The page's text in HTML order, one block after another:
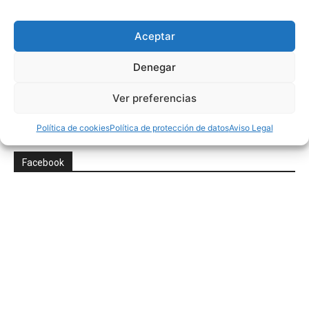
Aceptar
Denegar
Ver preferencias
Política de cookiesPolítica de protección de datosAviso Legal
Facebook